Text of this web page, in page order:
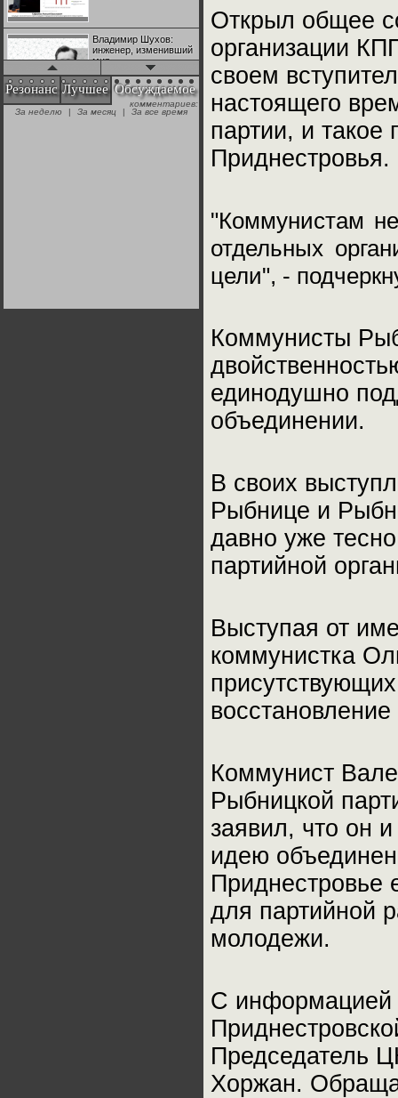
Владимир Шухов:
инженер, изменивший
мир
"Аркадий Коц" на
эгалите-фесте "Не
Резонанс Лучшее Обсуждаемое
комментариев:
За неделю
| За месяц | За все время
Открыл общее
организации
своем
настоящего
партии, и
Приднестровья.
"Коммунистам
отдельных
цели", -
Коммунисты
единодушно
объединении.
В своих
Рыбнице и
давно уже
партийной
Выступая от
коммунистка
Коммунист
Рыбницкой
заявил, что он
идею
Приднестровье
для партийной
молодежи.
С информацией
Председатель
Хоржан.